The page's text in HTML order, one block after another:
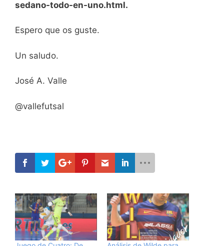
sedano-todo-en-uno.html.
Espero que os guste.
Un saludo.
José A. Valle
@vallefutsal